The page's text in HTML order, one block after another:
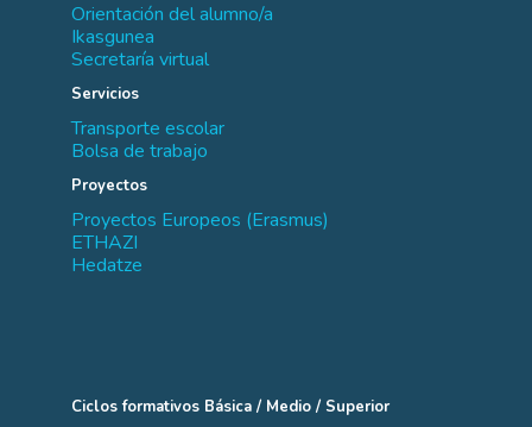
Orientación del alumno/a
Ikasgunea
Secretaría virtual
Servicios
Transporte escolar
Bolsa de trabajo
Proyectos
Proyectos Europeos (Erasmus)
ETHAZI
Hedatze
Ciclos formativos Básica / Medio / Superior